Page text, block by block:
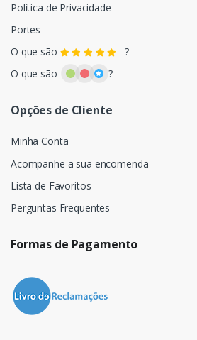
Política de Privacidade
Portes
O que são
?
O que são
?
Opções de Cliente
Minha Conta
Acompanhe a sua encomenda
Lista de Favoritos
Perguntas Frequentes
Formas de Pagamento